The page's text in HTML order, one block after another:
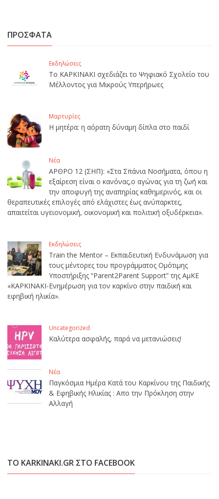
ΠΡΟΣΦΑΤΑ
Εκδηλώσεις
Το ΚΑΡΚΙΝΑΚΙ σχεδιάζει το Ψηφιακό Σχολείο του
Μέλλοντος για Μικρούς Υπερήρωες
Μαρτυρίες
Η μητέρα: η αόρατη δύναμη δίπλα στο παιδί
Νέα
ΑΡΘΡΟ 12 (ΣΗΠ): «Στα Σπάνια Νοσήματα, όπου η
εξαίρεση είναι ο κανόνας,ο αγώνας για τη ζωή και
την αποφυγή της αναπηρίας καθημερινός, και οι
θεραπευτικές επιλογές από ελάχιστες έως ανύπαρκτες,
απαιτείται υγειονομική, οικονομική και πολιτική οξυδέρκεια».
Εκδηλώσεις
Train the Mentor – Εκπαιδευτική Ενδυνάμωση για
τους μέντορες του προγράμματος Ομότιμης
Υποστήριξης “Parent2Parent Support” της ΑμΚΕ
«ΚΑΡΚΙΝΑΚΙ-Ενημέρωση για τον καρκίνο στην παιδική και
εφηβική ηλικία».
Uncategorized
Καλύτερα ασφαλής, παρά να μετανιώσεις!
Νέα
Παγκόσμια Ημέρα Κατά του Καρκίνου της Παιδικής
& Εφηβικής Ηλικίας : Απο την Πρόκληση στην
Αλλαγή
ΤΟ KARKINAKI.GR ΣΤΟ FACEBOOK